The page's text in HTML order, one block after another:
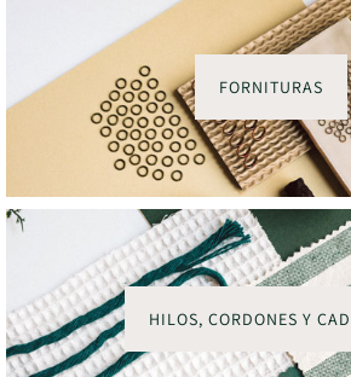
FORNITURAS
HILOS, CORDONES Y